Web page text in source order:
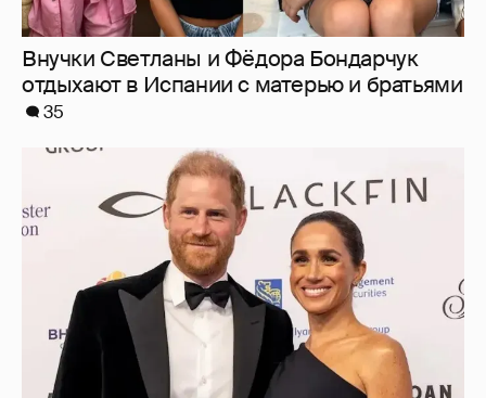
Меган Маркл и принц Гарри вышли в свет
в Канаде